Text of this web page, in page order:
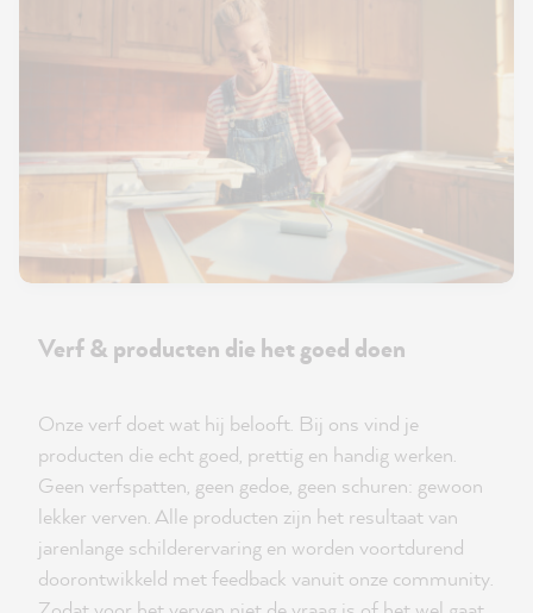
Verf & producten die het goed doen
Onze verf doet wat hij belooft. Bij ons vind je
producten die echt goed, prettig en handig werken.
Geen verfspatten, geen gedoe, geen schuren: gewoon
lekker verven. Alle producten zijn het resultaat van
jarenlange schilderervaring en worden voortdurend
doorontwikkeld met feedback vanuit onze community.